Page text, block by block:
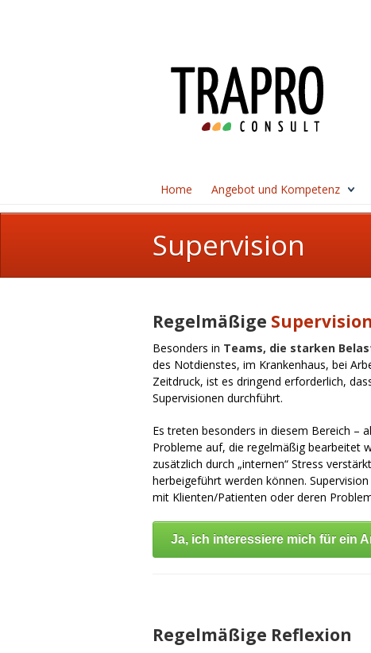
Home Angebot und Kompetenz
Supervision
Regelmäßige Supervision
Besonders in Teams, die starken
des Notdienstes, im Krankenhaus, bei
Zeitdruck, ist es dringend erforderlich,
Supervisionen durchführt.
Es treten besonders in diesem Bereich –
Probleme auf, die regelmäßig bearbeitet
zusätzlich durch „internen“ Stress
herbeigeführt werden können.
mit Klienten/Patienten oder deren
Ja, ich interessiere mich für ein
Regelmäßige Reflexion